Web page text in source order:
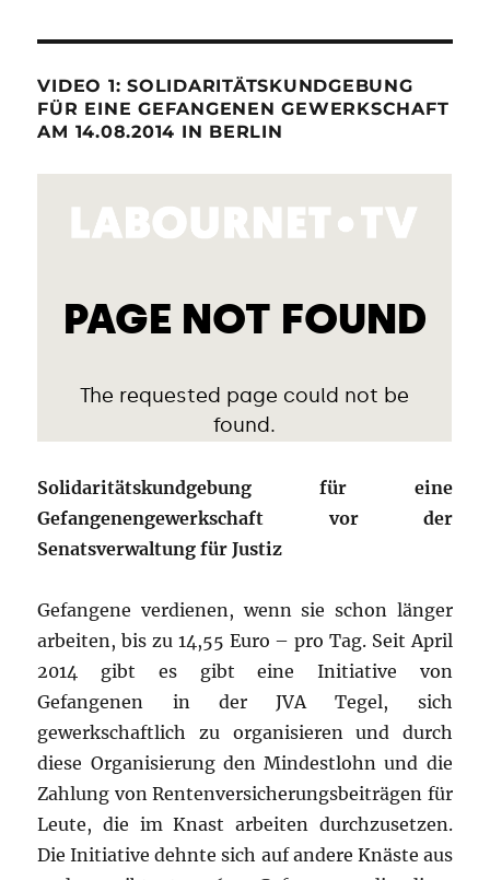
VIDEO 1: SOLIDARITÄTSKUNDGEBUNG
FÜR EINE GEFANGENEN GEWERKSCHAFT
AM 14.08.2014 IN BERLIN
Solidaritätskundgebung für eine
Gefangenengewerkschaft vor der
Senatsverwaltung für Justiz
Gefangene verdienen, wenn sie schon länger
arbeiten, bis zu 14,55 Euro – pro Tag. Seit April
2014 gibt es gibt eine Initiative von
Gefangenen in der JVA Tegel, sich
gewerkschaftlich zu organisieren und durch
diese Organisierung den Mindestlohn und die
Zahlung von Rentenversicherungsbeiträgen für
Leute, die im Knast arbeiten durchzusetzen.
Die Initiative dehnte sich auf andere Knäste aus